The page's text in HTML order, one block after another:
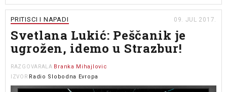
PRITISCI I NAPADI 09. JUL 2017.
Svetlana Lukić: Peščanik je
ugrožen, idemo u Strazbur!
RAZGOVARALA Branka Mihajlovic
IZVOR Radio Slobodna Evropa